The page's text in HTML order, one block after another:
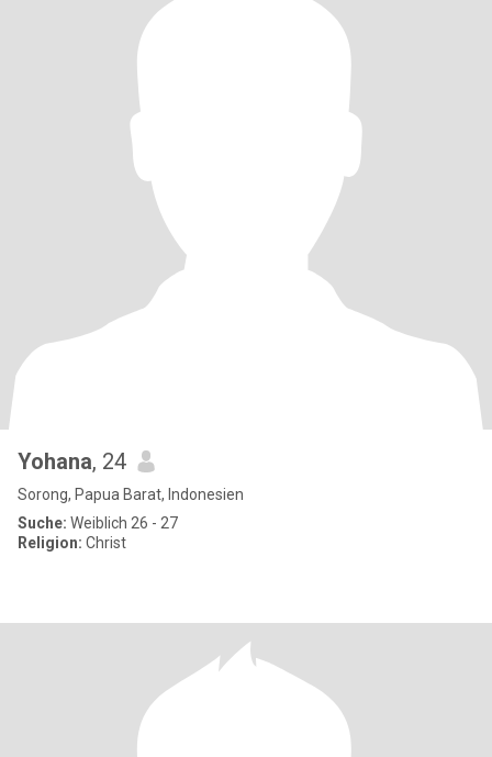
Yohana, 24
Sorong, Papua Barat, Indonesien
Suche: Weiblich 26 - 27
Religion: Christ